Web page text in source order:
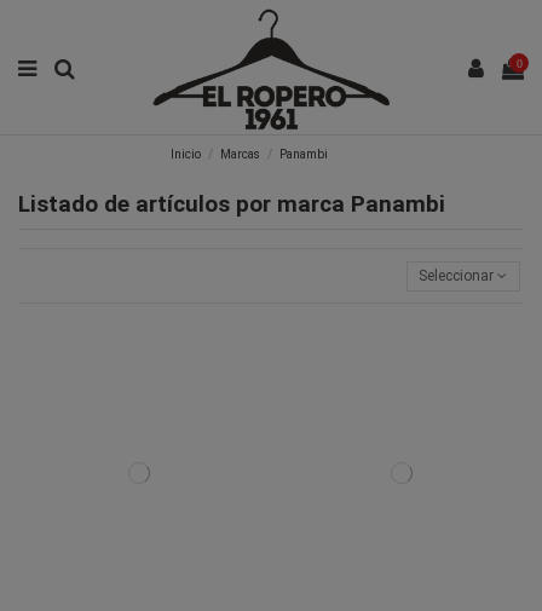
0
Inicio Marcas Panambi
Listado de artículos por marca Panambi
Seleccionar